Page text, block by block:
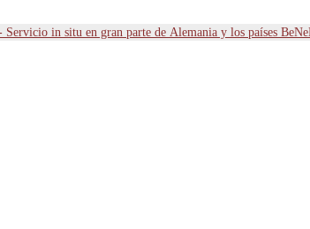
in situ en gran parte de Alemania y los países